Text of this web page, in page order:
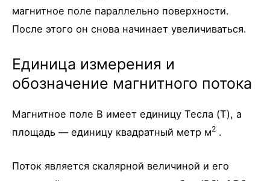
магнитное поле параллельно поверхности.
После этого он снова начинает увеличиваться.
Единица измерения и
обозначение магнитного потока
Магнитное поле B имеет единицу Тесла (T), а
площадь — единицу квадратный метр м2 .
Поток является скалярной величиной и его